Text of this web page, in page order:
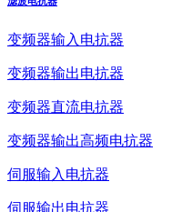
变频器输入电抗器
变频器输出电抗器
变频器直流电抗器
变频器输出高频电抗器
伺服输入电抗器
伺服输出电抗器